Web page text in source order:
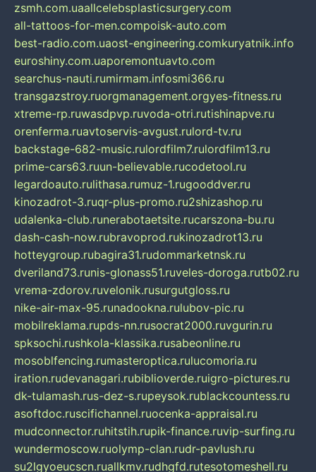
zsmh.com.uaallcelebsplasticsurgery.com
all-tattoos-for-men.compoisk-auto.com
best-radio.com.uaost-engineering.comkuryatnik.info
euroshiny.com.uaporemontuavto.com
searchus-nauti.rumirmam.infosmi366.ru
transgazstroy.ruorgmanagement.orgyes-fitness.ru
xtreme-rp.ruwasdpvp.ruvoda-otri.rutishinapve.ru
orenferma.ruavtoservis-avgust.rulord-tv.ru
backstage-682-music.rulordfilm7.rulordfilm13.ru
prime-cars63.ruun-believable.rucodetool.ru
legardoauto.rulithasa.rumuz-1.rugooddver.ru
kinozadrot-3.ruqr-plus-promo.ru2shizashop.ru
udalenka-club.runerabotaetsite.rucarszona-bu.ru
dash-cash-now.rubravoprod.rukinozadrot13.ru
hotteygroup.rubagira31.rudommarketnsk.ru
dveriland73.runis-glonass51.ruveles-doroga.rutb02.ru
vrema-zdorov.ruvelonik.rusurgutgloss.ru
nike-air-max-95.runadookna.rulubov-pic.ru
mobilreklama.rupds-nn.rusocrat2000.ruvgurin.ru
spksochi.rushkola-klassika.rusabeonline.ru
mosoblfencing.rumasteroptica.rulucomoria.ru
iration.rudevanagari.rubiblioverde.ruigro-pictures.ru
dk-tulamash.rus-dez-s.rupeysok.rublackcountess.ru
asoftdoc.ruscifichannel.ruocenka-appraisal.ru
mudconnector.ruhitstih.rupik-finance.ruvip-surfing.ru
wundermoscow.ruolymp-clan.rudr-pavlush.ru
su2lgyoeucscn.ruallkmv.rudhgfd.rutesotomeshell.ru